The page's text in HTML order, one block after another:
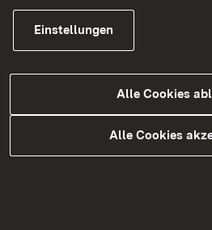
arbeitsschutzrechtlichen
Vollsperrung der
Radweges erforderlich. Für
Bärenthal in Fahrrichtung
Umleitung ab Bärenthal über
K 8214, Irndorf, K 5902 und K
Schwenningen und weiter
Einstellungen
Alle Cookies
Alle Cookies